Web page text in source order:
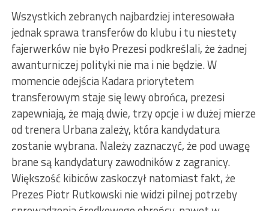
Wszystkich zebranych najbardziej interesowała
jednak sprawa transferów do klubu i tu niestety
fajerwerków nie było Prezesi podkreślali, że żadnej
awanturniczej polityki nie ma i nie będzie. W
momencie odejścia Kadara priorytetem
transferowym staje się lewy obrońca, prezesi
zapewniają, że mają dwie, trzy opcje i w dużej mierze
od trenera Urbana zależy, która kandydatura
zostanie wybrana. Należy zaznaczyć, że pod uwagę
brane są kandydatury zawodników z zagranicy.
Większość kibiców zaskoczył natomiast fakt, że
Prezes Piotr Rutkowski nie widzi pilnej potrzeby